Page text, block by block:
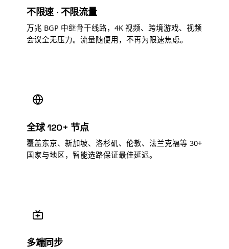
不限速 · 不限流量
万兆 BGP 中继骨干线路，4K 视频、跨境游戏、视频
会议全无压力。流量随便用，不再为限速焦虑。
全球 120+ 节点
覆盖东京、新加坡、洛杉矶、伦敦、法兰克福等 30+
国家与地区，智能选路保证最佳延迟。
多端同步